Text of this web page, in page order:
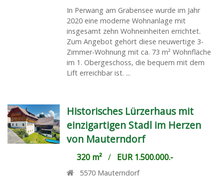
In Perwang am Grabensee wurde im Jahr
2020 eine moderne Wohnanlage mit
insgesamt zehn Wohneinheiten errichtet.
Zum Angebot gehört diese neuwertige 3-
Zimmer-Wohnung mit ca. 73 m² Wohnfläche
im 1. Obergeschoss, die bequem mit dem
Lift erreichbar ist. ...
Historisches Lürzerhaus mit
einzigartigen Stadl im Herzen
von Mauterndorf
320 m²/ EUR 1.500.000.-
5570 Mauterndorf